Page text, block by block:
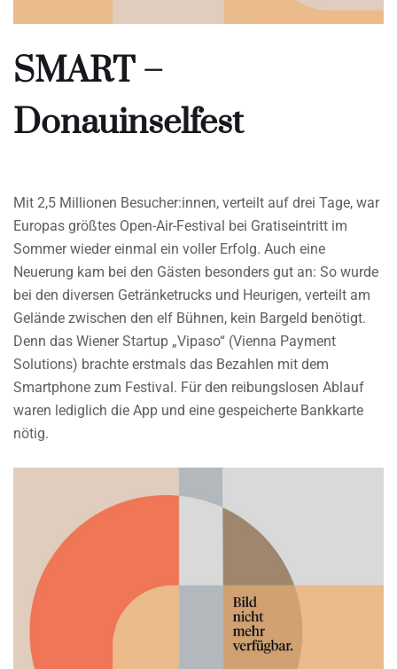
SMART –
Donauinselfest
Mit 2,5 Millionen Besucher:innen, verteilt auf drei Tage, war
Europas größtes Open-Air-Festival bei Gratiseintritt im
Sommer wieder einmal ein voller Erfolg. Auch eine
Neuerung kam bei den Gästen besonders gut an: So wurde
bei den diversen Getränketrucks und Heurigen, verteilt am
Gelände zwischen den elf Bühnen, kein Bargeld benötigt.
Denn das Wiener Startup „Vipaso“ (Vienna Payment
Solutions) brachte erstmals das Bezahlen mit dem
Smartphone zum Festival. Für den reibungslosen Ablauf
waren lediglich die App und eine gespeicherte Bankkarte
nötig.